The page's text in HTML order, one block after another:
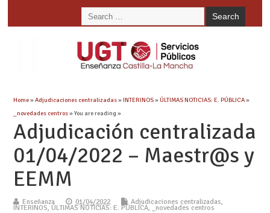
Home»Adjudicaciones centralizadas»INTERINOS»ÚLTIMAS NOTICIAS: E. PÚBLICA»
_novedades centros» You are reading »
Adjudicación centralizada
01/04/2022 – Maestr@s y
EEMM
Enseñanza 01/04/2022 Adjudicaciones centralizadas,
INTERINOS, ÚLTIMAS NOTICIAS: E. PÚBLICA, _novedades centros